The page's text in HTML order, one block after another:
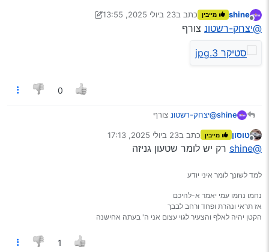
סטיקר 3
shine מייבין כתב ב23 ביולי 2025, 13:55
נערך לאחרונה על ידי shine
@יצחק-רשטונ צורף
0
shine@יצחק-רשטונ צורף
מנותק
טוסון מייבין כתב ב23 ביולי 2025, 17:13
נערך לאחרונה על ידי
@shine רק יש לומר שטעון גניזה
למד לשונך לומר איני יודע
נחמו נחמו עמי יאמר א-להיכם
אז תראי ונהרת ופחד ורחב לבבך
הקטן יהיה לאלף והצעיר לגוי עצום אני ה' בעתה אחישנה
1